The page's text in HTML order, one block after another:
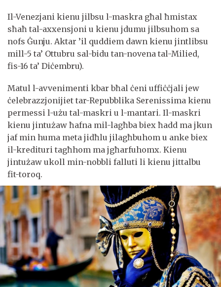
Il-Venezjani kienu jilbsu l-maskra għal ħmistax
sħaħ tal-axxensjoni u kienu jdumu jilbsuhom sa
nofs Ġunju. Aktar ’il quddiem dawn kienu jintlibsu
mill-5 ta’ Ottubru sal-bidu tan-novena tal-Milied,
fis-16 ta’ Diċembru).
Matul l-avvenimenti kbar bħal ċeni uffiċċjali jew
ċelebrazzjonijiet tar-Repubblika Serenissima kienu
permessi l-użu tal-maskri u l-mantari. Il-maskri
kienu jintużaw ħafna mil-lagħba biex ħadd ma jkun
jaf min huma meta jidħlu jilagħbuhom u anke biex
il-kredituri tagħhom ma jgħarfuhomx. Kienu
jintużaw ukoll min-nobbli falluti li kienu jittalbu
fit-toroq.